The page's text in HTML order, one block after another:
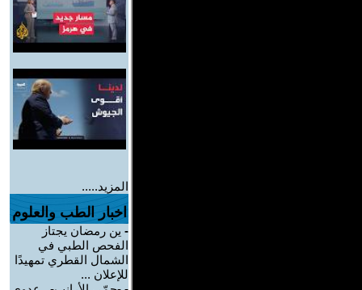
المزيد.....
اخبار الطب والعلوم
- ين رمضان يجتاز
الفحص الطبي في
الشمال القطري تمهيدًا
للإعلان ...